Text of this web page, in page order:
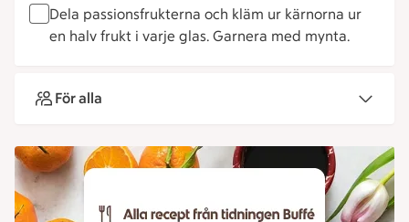
Dela passionsfrukterna och kläm ur kärnorna ur
en halv frukt i varje glas. Garnera med mynta.
För alla